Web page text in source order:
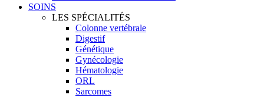
SOINS
LES SPÉCIALITÉS
Colonne vertébrale
Digestif
Génétique
Gynécologie
Hématologie
ORL
Sarcomes